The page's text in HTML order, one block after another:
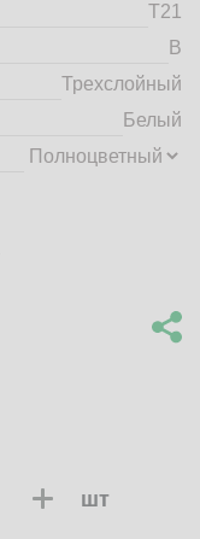
Т21
B
Трехслойный
Белый
шт